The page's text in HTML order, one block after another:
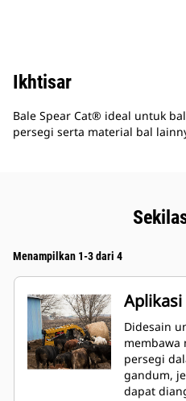
Ikhtisar
Bale Spear Cat® ideal untuk
persegi serta material bal
Menampilkan 1-3 dari 4
Aplikasi
Didesain
membawa
persegi
gandum,
dapat